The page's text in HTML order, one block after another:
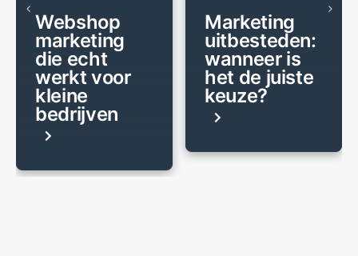
Webshop
marketing
die echt
werkt voor
kleine
bedrijven
Marketing
uitbesteden:
wanneer is
het de juiste
keuze?